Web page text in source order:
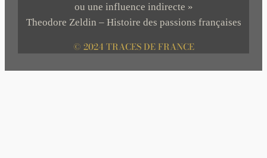
ou une influence indirecte »
Theodore Zeldin – Histoire des passions françaises
© 2024 TRACES DE FRANCE